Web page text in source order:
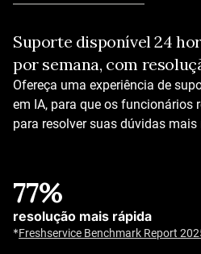
Suporte disponível 24
por semana, com
Ofereça uma experiência de
em IA, para que os funcionários
para resolver suas dúvidas mais
77%
resolução mais rápida
*Freshservice Benchmark Report
Resolva com IA
IA que funciona desde o
Agentes de IA prontos para uso
Mais de 50 fluxos de trabalho e
configurados
Até 80%
taxas de resolução